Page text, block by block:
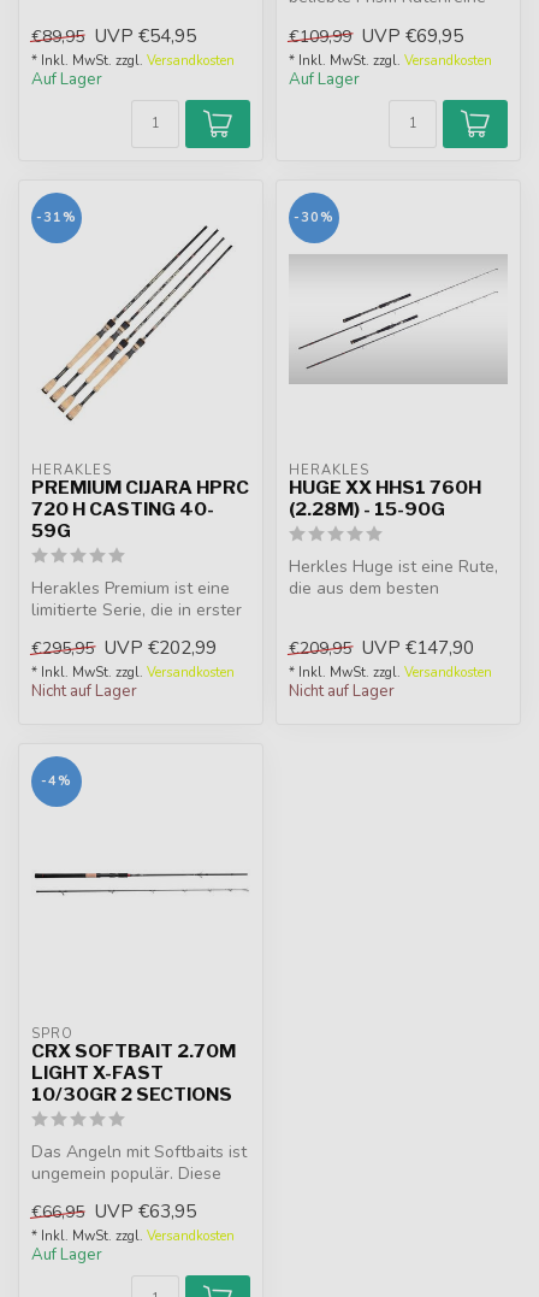
€89,95 UVP €54,95
* Inkl. MwSt. zzgl. Versandkosten
Auf Lager
€109,99 UVP €69,95
* Inkl. MwSt. zzgl. Versandkosten
Auf Lager
-31%
HERAKLES
PREMIUM CIJARA HPRC
720 H CASTING 40-
59G
Herakles Premium ist eine
limitierte Serie, die in erster
€295,95 UVP €202,99
* Inkl. MwSt. zzgl. Versandkosten
Nicht auf Lager
-30%
HERAKLES
HUGE XX HHS1 760H
(2.28M) - 15-90G
Herkles Huge ist eine Rute,
die aus dem besten
€209,95 UVP €147,90
* Inkl. MwSt. zzgl. Versandkosten
Nicht auf Lager
-4%
SPRO
CRX SOFTBAIT 2.70M
LIGHT X-FAST
10/30GR 2 SECTIONS
Das Angeln mit Softbaits ist
ungemein populär. Diese
€66,95 UVP €63,95
* Inkl. MwSt. zzgl. Versandkosten
Auf Lager